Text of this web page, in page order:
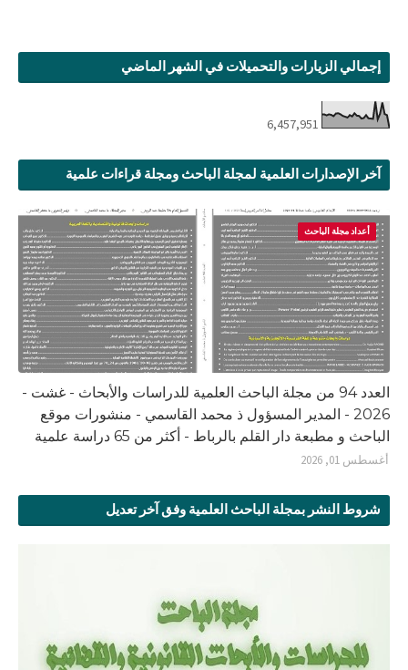
إجمالي الزيارات والتحميلات في الشهر الماضي
6,457,951
آخر الإصدارات العلمية لمجلة الباحث ومجلة قراءات علمية
أعداد مجلة الباحث
العدد 94 من مجلة الباحث العلمية للدراسات والأبحاث - غشت -
2026 - المدير المسؤول ذ محمد القاسمي - منشورات موقع
الباحث و مطبعة دار القلم بالرباط - أكثر من 65 دراسة علمية
أغسطس 01, 2026
شروط النشر بمجلة الباحث العلمية وفق آخر تعديل